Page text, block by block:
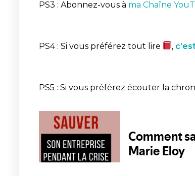
PS3 : Abonnez-vous à ma Chaîne
PS4 : Si vous préférez tout lire ,
PS5 : Si vous préférez écouter la